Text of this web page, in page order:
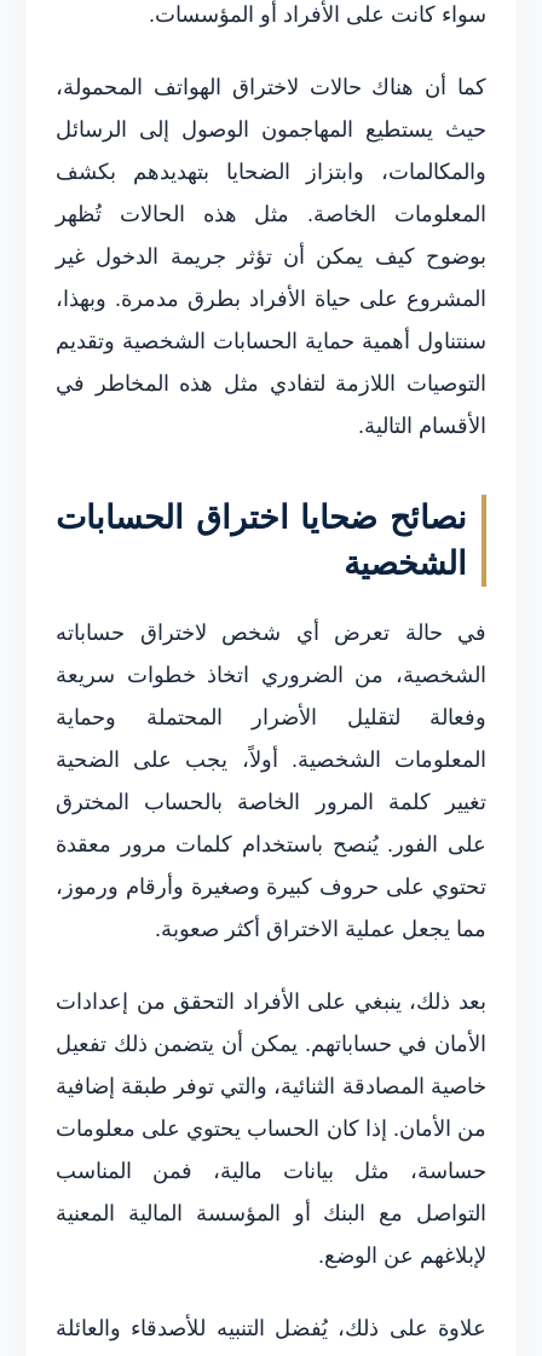
سواء كانت على الأفراد أو المؤسسات.
كما أن هناك حالات لاختراق الهواتف المحمولة،
حيث يستطيع المهاجمون الوصول إلى الرسائل
والمكالمات، وابتزاز الضحايا بتهديدهم بكشف
المعلومات الخاصة. مثل هذه الحالات تُظهر
بوضوح كيف يمكن أن تؤثر جريمة الدخول غير
المشروع على حياة الأفراد بطرق مدمرة. وبهذا،
سنتناول أهمية حماية الحسابات الشخصية وتقديم
التوصيات اللازمة لتفادي مثل هذه المخاطر في
الأقسام التالية.
نصائح ضحايا اختراق الحسابات
الشخصية
في حالة تعرض أي شخص لاختراق حساباته
الشخصية، من الضروري اتخاذ خطوات سريعة
وفعالة لتقليل الأضرار المحتملة وحماية
المعلومات الشخصية. أولاً، يجب على الضحية
تغيير كلمة المرور الخاصة بالحساب المخترق
على الفور. يُنصح باستخدام كلمات مرور معقدة
تحتوي على حروف كبيرة وصغيرة وأرقام ورموز،
مما يجعل عملية الاختراق أكثر صعوبة.
بعد ذلك، ينبغي على الأفراد التحقق من إعدادات
الأمان في حساباتهم. يمكن أن يتضمن ذلك تفعيل
خاصية المصادقة الثنائية، والتي توفر طبقة إضافية
من الأمان. إذا كان الحساب يحتوي على معلومات
حساسة، مثل بيانات مالية، فمن المناسب
التواصل مع البنك أو المؤسسة المالية المعنية
لإبلاغهم عن الوضع.
علاوة على ذلك، يُفضل التنبيه للأصدقاء والعائلة